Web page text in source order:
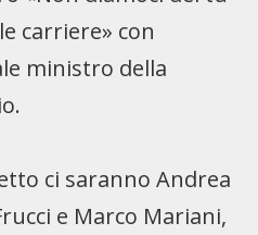
carriere» con
ministro della
ci saranno Andrea
e Marco Mariani,